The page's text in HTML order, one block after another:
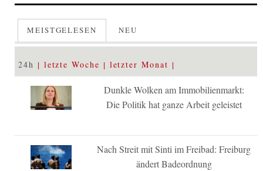
MEISTGELESEN NEU
24h letzte Woche letzter Monat
Dunkle Wolken am Immobilienmarkt:
Die Politik hat ganze Arbeit geleistet
Nach Streit mit Sinti im Freibad: Freiburg
ändert Badeordnung